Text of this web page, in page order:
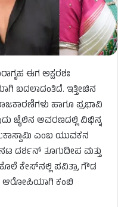
ಈಗ ಅಕ್ಷರಶಃ
ಬದಲಾದಂತಿದೆ. ಇತ್ತೀಚಿನ
ಹಾಗೂ ಪ್ರಭಾವಿ
ಜೈಲಿನ ಆವರಣದಲ್ಲಿ ವಿಭಿನ್ನ
ಎಂಬ ಯುವಕನ
ದರ್ಶನ್ ತೂಗುದೀಪ ಮತ್ತು
ಕೇಸ್‌ನಲ್ಲಿ ಪವಿತ್ರಾ ಗೌಡ
ಆರೋಪಿಯಾಗಿ ಕಂಬಿ